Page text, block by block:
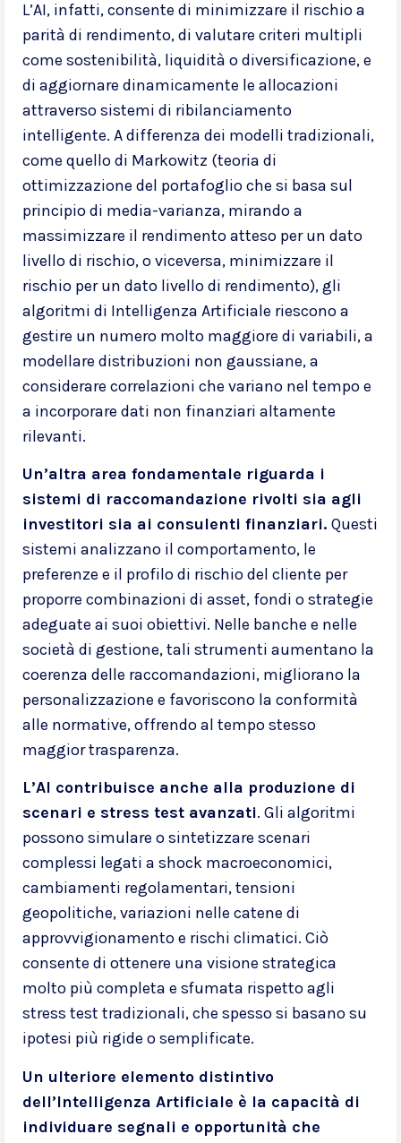
L’AI, infatti, consente di minimizzare il rischio a
parità di rendimento, di valutare criteri multipli
come sostenibilità, liquidità o diversificazione, e
di aggiornare dinamicamente le allocazioni
attraverso sistemi di ribilanciamento
intelligente. A differenza dei modelli tradizionali,
come quello di Markowitz (teoria di
ottimizzazione del portafoglio che si basa sul
principio di media-varianza, mirando a
massimizzare il rendimento atteso per un dato
livello di rischio, o viceversa, minimizzare il
rischio per un dato livello di rendimento), gli
algoritmi di Intelligenza Artificiale riescono a
gestire un numero molto maggiore di variabili, a
modellare distribuzioni non gaussiane, a
considerare correlazioni che variano nel tempo e
a incorporare dati non finanziari altamente
rilevanti.
Un’altra area fondamentale riguarda i
sistemi di raccomandazione rivolti sia agli
investitori sia ai consulenti finanziari. Questi
sistemi analizzano il comportamento, le
preferenze e il profilo di rischio del cliente per
proporre combinazioni di asset, fondi o strategie
adeguate ai suoi obiettivi. Nelle banche e nelle
società di gestione, tali strumenti aumentano la
coerenza delle raccomandazioni, migliorano la
personalizzazione e favoriscono la conformità
alle normative, offrendo al tempo stesso
maggior trasparenza.
L’AI contribuisce anche alla produzione di
scenari e stress test avanzati. Gli algoritmi
possono simulare o sintetizzare scenari
complessi legati a shock macroeconomici,
cambiamenti regolamentari, tensioni
geopolitiche, variazioni nelle catene di
approvvigionamento e rischi climatici. Ciò
consente di ottenere una visione strategica
molto più completa e sfumata rispetto agli
stress test tradizionali, che spesso si basano su
ipotesi più rigide o semplificate.
Un ulteriore elemento distintivo
dell’Intelligenza Artificiale è la capacità di
individuare segnali e opportunità che